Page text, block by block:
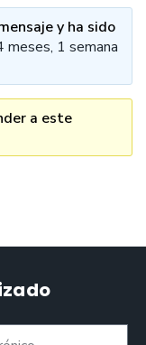
y ha sido
meses, 1 semana
a este